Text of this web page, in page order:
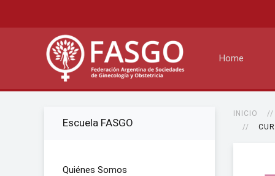
Home
INICIO
Escuela FASGO
Quiénes Somos